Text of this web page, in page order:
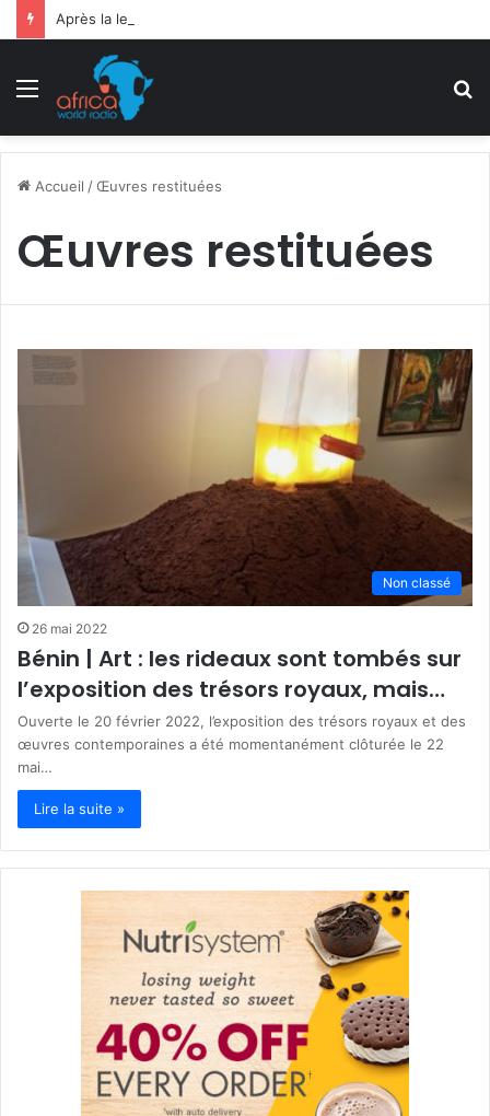
Menu
Accueil /Œuvres restituées
Œuvres restituées
Non classé
26 mai 2022
Bénin | Art : les rideaux sont tombés sur
l’exposition des trésors royaux, mais…
Ouverte le 20 février 2022, l’exposition des trésors royaux et des
œuvres contemporaines a été momentanément clôturée le 22
mai…
Lire la suite »